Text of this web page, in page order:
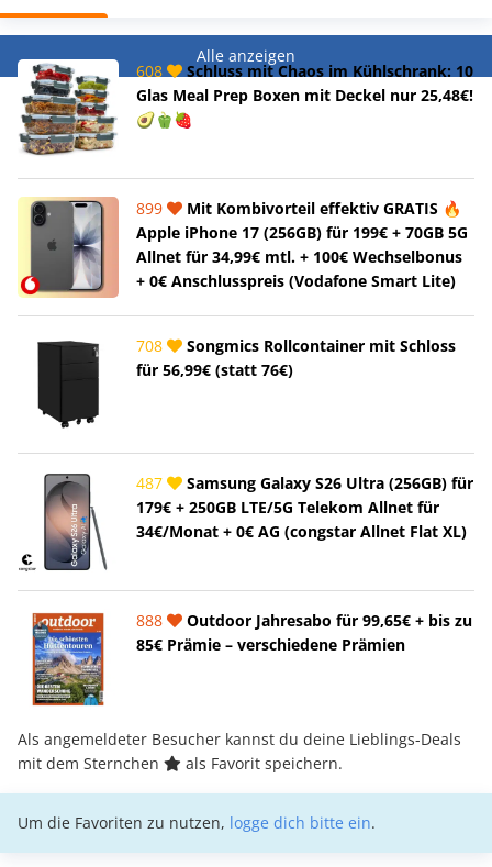
Alle anzeigen
608
Schluss mit Chaos im Kühlschrank: 10
Glas Meal Prep Boxen mit Deckel nur 25,48€!
🥑🫑🍓
899
Mit Kombivorteil effektiv GRATIS 🔥
Apple iPhone 17 (256GB) für 199€ + 70GB 5G
Allnet für 34,99€ mtl. + 100€ Wechselbonus
+ 0€ Anschlusspreis (Vodafone Smart Lite)
708
Songmics Rollcontainer mit Schloss
für 56,99€ (statt 76€)
487
Samsung Galaxy S26 Ultra (256GB) für
179€ + 250GB LTE/5G Telekom Allnet für
34€/Monat + 0€ AG (congstar Allnet Flat XL)
888
Outdoor Jahresabo für 99,65€ + bis zu
85€ Prämie – verschiedene Prämien
Als angemeldeter Besucher kannst du deine Lieblings-Deals
mit dem Sternchen
als Favorit speichern.
Um die Favoriten zu nutzen, logge dich bitte ein.